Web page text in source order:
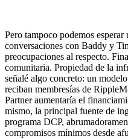
Pero tampoco podemos
conversaciones con Baddy y
preocupaciones al respecto.
comunitaria. Propiedad de la
señalé algo concreto: un
reciban membresías de
Partner aumentaría el
mismo, la principal fuente de
programa DCP,
compromisos mínimos desde